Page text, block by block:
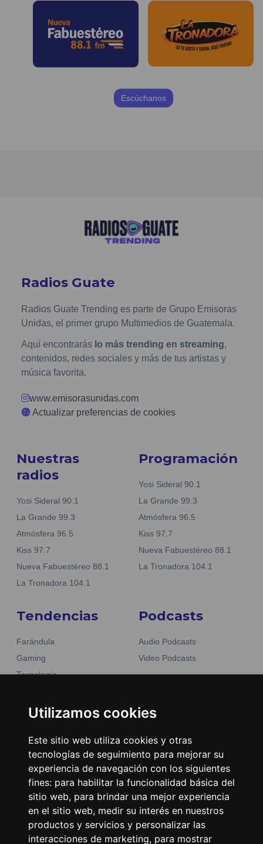
Utilizamos cookies
Este sitio web utiliza cookies y otras
tecnologías de seguimiento para mejorar su
experiencia de navegación con los siguientes
fines: para habilitar la funcionalidad básica del
sitio web, para brindar una mejor experiencia
en el sitio web, medir su interés en nuestros
productos y servicios y personalizar las
interacciones de marketing, para mostrar
Escúchanos
Radios Guate
Radios Guate Trending es parte de Grupo Emisoras
Unidas, el primer grupo Multimedios de Guatemala.
Aquí encontrarás lo más trending en streaming,
contenidos, redes sociales y más de tus artistas y
música favorita.
www.emisorasunidas.com
Actualizar preferencias de cookies
Nuestras
radios
Yosi Sideral 90.1
La Grande 99.3
Atmósfera 96.5
Kiss 97.7
Nueva Fabuestéreo 88.1
La Tronadora 104.1
Programación
Yosi Sideral 90.1
La Grande 99.3
Atmósfera 96.5
Kiss 97.7
Nueva Fabuestéreo 88.1
La Tronadora 104.1
Tendencias
Farándula
Gaming
Tecnología
Business
Podcasts
Audio Podcasts
Video Podcasts
Emisoras Unidas
Encuéntranos
Contacto
Términos y condiciones
Directorio